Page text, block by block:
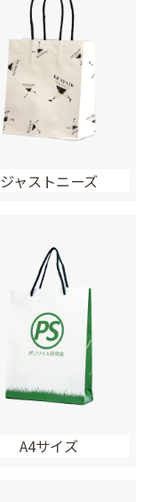
ジャストニーズ
A4サイズ